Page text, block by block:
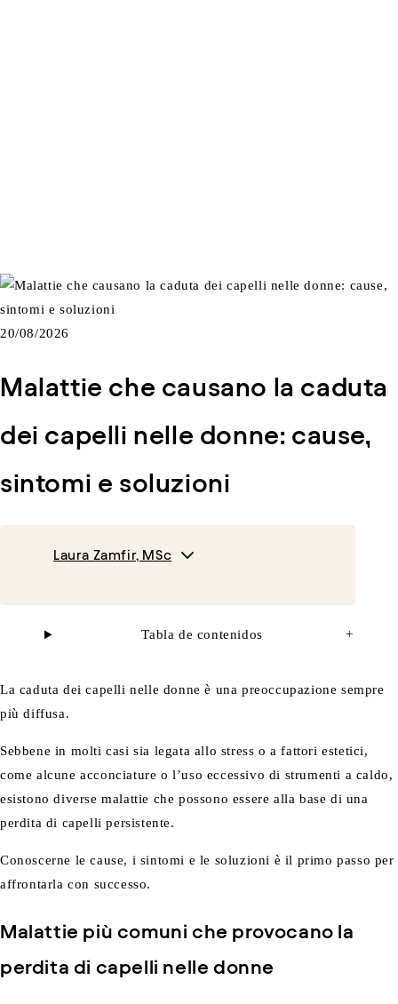
20/08/2026
Malattie che causano la caduta
dei capelli nelle donne: cause,
sintomi e soluzioni
Laura Zamfir, MSc
Tabla de contenidos +
La caduta dei capelli nelle donne è una preoccupazione sempre
più diffusa.
Sebbene in molti casi sia legata allo stress o a fattori estetici,
come alcune acconciature o l’uso eccessivo di strumenti a caldo,
esistono diverse malattie che possono essere alla base di una
perdita di capelli persistente.
Conoscerne le cause, i sintomi e le soluzioni è il primo passo per
affrontarla con successo.
Malattie più comuni che provocano la
perdita di capelli nelle donne